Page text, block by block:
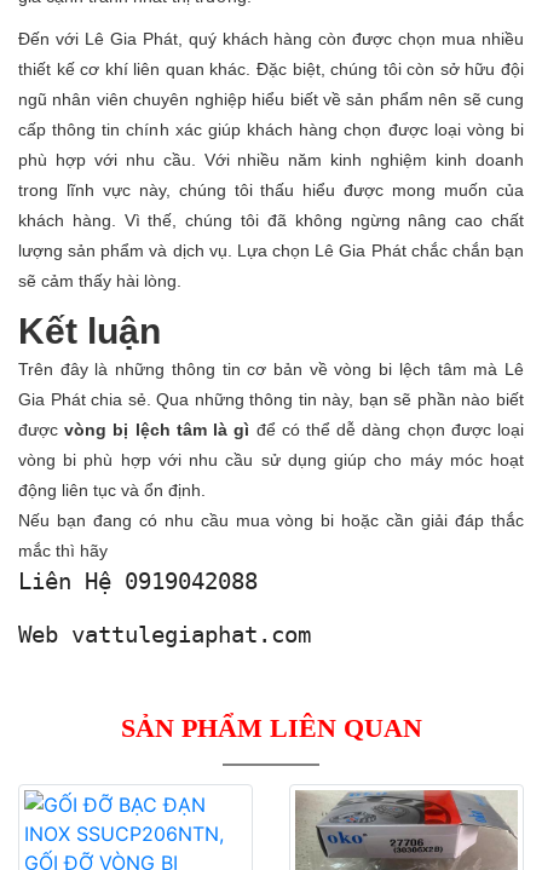
Đến với Lê Gia Phát, quý khách hàng còn được chọn mua nhiều
thiết kế cơ khí liên quan khác. Đặc biệt, chúng tôi còn sở hữu đội
ngũ nhân viên chuyên nghiệp hiểu biết về sản phẩm nên sẽ cung
cấp thông tin chính xác giúp khách hàng chọn được loại vòng bi
phù hợp với nhu cầu. Với nhiều năm kinh nghiệm kinh doanh
trong lĩnh vực này, chúng tôi thấu hiểu được mong muốn của
khách hàng. Vì thế, chúng tôi đã không ngừng nâng cao chất
lượng sản phẩm và dịch vụ. Lựa chọn Lê Gia Phát chắc chắn bạn
sẽ cảm thấy hài lòng.
Kết luận
Trên đây là những thông tin cơ bản về vòng bi lệch tâm mà Lê
Gia Phát chia sẻ. Qua những thông tin này, bạn sẽ phần nào biết
đượcvòng bị lệch tâm là gì để có thể dễ dàng chọn được loại
vòng bi phù hợp với nhu cầu sử dụng giúp cho máy móc hoạt
động liên tục và ổn định.
Nếu bạn đang có nhu cầu mua vòng bi hoặc cần giải đáp thắc
mắc thì hãy
Liên Hệ 0919042088
Web vattulegiaphat.com
SẢN PHẨM LIÊN QUAN